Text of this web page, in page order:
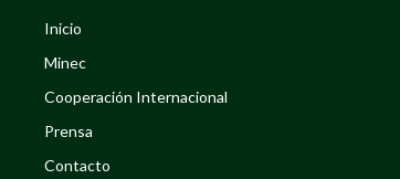
Inicio
Minec
Cooperación Internacional
Prensa
Contacto